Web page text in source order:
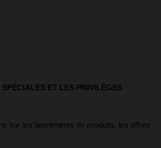
ET LES PRIVILÈGES
sur les lancements de produits, les offres